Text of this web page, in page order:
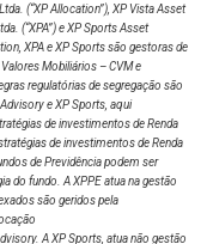
(“XP Allocation”), XP Vista Asset
(“XPA”) e XP Sports Asset
XPA e XP Sports são gestoras de
Mobiliários – CVM e
regulatórias de segregação são
e XP Sports, aqui
de investimentos de Renda
de investimentos de Renda
de Previdência podem ser
do fundo. A XPPE atua na gestão
são geridos pela
A XP Sports, atua não gestão